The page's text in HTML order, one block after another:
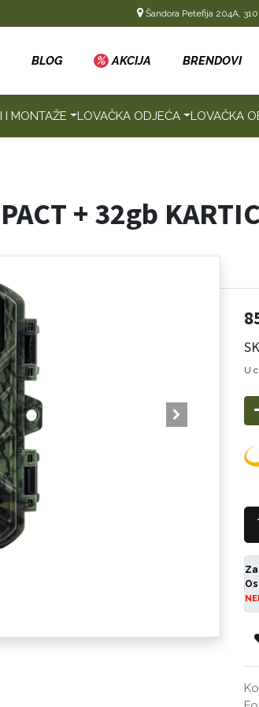
Šandora Petefija 204A,
BLOG % AKCIJA BRENDOVI
I MONTAŽE LOVAČKA ODJEĆA LOVAČKA
+ 32gb
U